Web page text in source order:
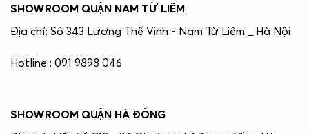
SHOWROOM QUẬN NAM TỪ LIÊM
Địa chỉ: Sô 343 Lương Thế Vinh - Nam Từ Liêm _ Hà Nội
Hotline : 091 9898 046
SHOWROOM QUẬN HÀ ĐÔNG